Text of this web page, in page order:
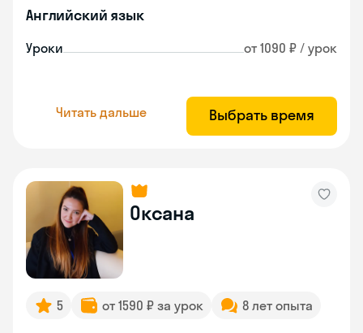
Английский язык
Уроки от 1090 ₽ / урок
Читать дальше Выбрать время
Оксана
5 от 1590 ₽ за урок 8 лет опыта